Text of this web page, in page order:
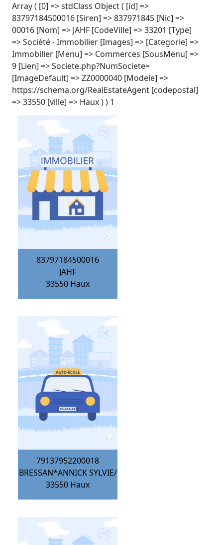
Array ( [0] => stdClass Object ( [id] =>
83797184500016 [Siren] => 837971845 [Nic] =>
00016 [Nom] => JAHF [CodeVille] => 33201 [Type]
=> Société - Immobilier [Images] => [Categorie] =>
Immobilier [Menu] => Commerces [SousMenu] =>
9 [Lien] => Societe.php?NumSociete=
[ImageDefault] => ZZ0000040 [Modele] =>
https://schema.org/RealEstateAgent [codepostal]
=> 33550 [ville] => Haux ) ) 1
83797184500016
JAHF
33550 Haux
79137952200018
BRESSAN*ANNICK SYLVIE/
33550 Haux